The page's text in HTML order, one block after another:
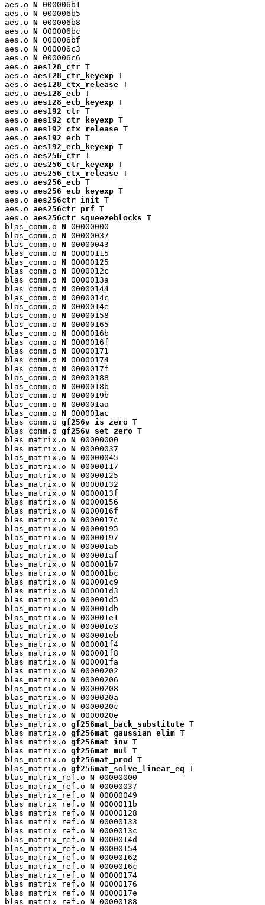
aes.o N 000006b1
aes.o N 000006b5
aes.o N 000006b8
aes.o N 000006bc
aes.o N 000006bf
aes.o N 000006c3
aes.o N 000006c6
aes.o aes128_ctr T
aes.o aes128_ctr_keyexp T
aes.o aes128_ctx_release T
aes.o aes128_ecb T
aes.o aes128_ecb_keyexp T
aes.o aes192_ctr T
aes.o aes192_ctr_keyexp T
aes.o aes192_ctx_release T
aes.o aes192_ecb T
aes.o aes192_ecb_keyexp T
aes.o aes256_ctr T
aes.o aes256_ctr_keyexp T
aes.o aes256_ctx_release T
aes.o aes256_ecb T
aes.o aes256_ecb_keyexp T
aes.o aes256ctr_init T
aes.o aes256ctr_prf T
aes.o aes256ctr_squeezeblocks T
blas_comm.o N 00000000
blas_comm.o N 00000037
blas_comm.o N 00000043
blas_comm.o N 00000115
blas_comm.o N 00000125
blas_comm.o N 0000012c
blas_comm.o N 0000013a
blas_comm.o N 00000144
blas_comm.o N 0000014c
blas_comm.o N 0000014e
blas_comm.o N 00000158
blas_comm.o N 00000165
blas_comm.o N 0000016b
blas_comm.o N 0000016f
blas_comm.o N 00000171
blas_comm.o N 00000174
blas_comm.o N 0000017f
blas_comm.o N 00000188
blas_comm.o N 0000018b
blas_comm.o N 0000019b
blas_comm.o N 000001aa
blas_comm.o N 000001ac
blas_comm.o gf256v_is_zero T
blas_comm.o gf256v_set_zero T
blas_matrix.o N 00000000
blas_matrix.o N 00000037
blas_matrix.o N 00000045
blas_matrix.o N 00000117
blas_matrix.o N 00000125
blas_matrix.o N 00000132
blas_matrix.o N 0000013f
blas_matrix.o N 00000156
blas_matrix.o N 0000016f
blas_matrix.o N 0000017c
blas_matrix.o N 00000195
blas_matrix.o N 00000197
blas_matrix.o N 000001a5
blas_matrix.o N 000001af
blas_matrix.o N 000001b7
blas_matrix.o N 000001bc
blas_matrix.o N 000001c9
blas_matrix.o N 000001d3
blas_matrix.o N 000001d5
blas_matrix.o N 000001db
blas_matrix.o N 000001e1
blas_matrix.o N 000001e3
blas_matrix.o N 000001eb
blas_matrix.o N 000001f4
blas_matrix.o N 000001f8
blas_matrix.o N 000001fa
blas_matrix.o N 00000202
blas_matrix.o N 00000206
blas_matrix.o N 00000208
blas_matrix.o N 0000020a
blas_matrix.o N 0000020c
blas_matrix.o N 0000020e
blas_matrix.o gf256mat_back_substitute T
blas_matrix.o gf256mat_gaussian_elim T
blas_matrix.o gf256mat_inv T
blas_matrix.o gf256mat_mul T
blas_matrix.o gf256mat_prod
T
blas_matrix.o gf256mat_solve_linear_eq T
blas_matrix_ref.o N 00000000
blas_matrix_ref.o N 00000037
blas_matrix_ref.o N 00000049
blas_matrix_ref.o N 0000011b
blas_matrix_ref.o N 00000128
blas_matrix_ref.o N 00000133
blas_matrix_ref.o N 0000013c
blas_matrix_ref.o N 0000014d
blas_matrix_ref.o N 00000154
blas_matrix_ref.o N 00000162
blas_matrix_ref.o N 0000016c
blas_matrix_ref.o N 00000174
blas_matrix_ref.o N 00000176
blas_matrix_ref.o N 0000017e
blas_matrix_ref.o N 00000188